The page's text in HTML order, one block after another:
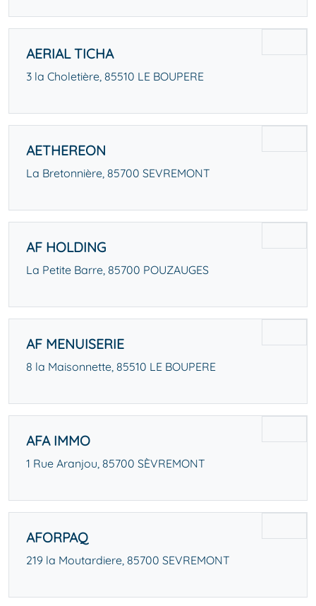
AERIAL TICHA
3 la Choletière, 85510 LE BOUPERE
AETHEREON
La Bretonnière, 85700 SEVREMONT
AF HOLDING
La Petite Barre, 85700 POUZAUGES
AF MENUISERIE
8 la Maisonnette, 85510 LE BOUPERE
AFA IMMO
1 Rue Aranjou, 85700 SÈVREMONT
AFORPAQ
219 la Moutardiere, 85700 SEVREMONT